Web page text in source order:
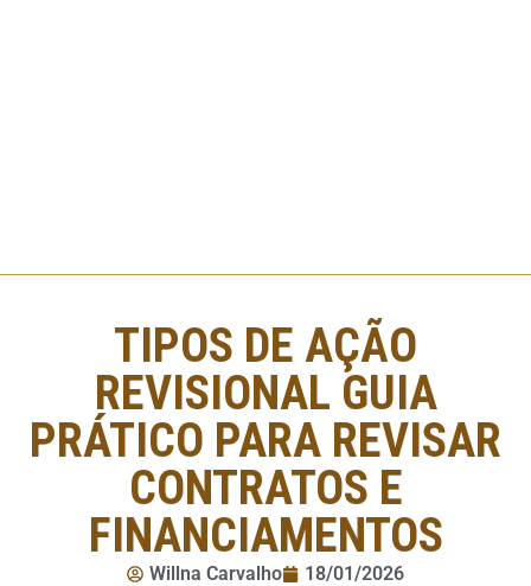
TIPOS DE AÇÃO
REVISIONAL GUIA
PRÁTICO PARA REVISAR
CONTRATOS E
FINANCIAMENTOS
Willna Carvalho 18/01/2026